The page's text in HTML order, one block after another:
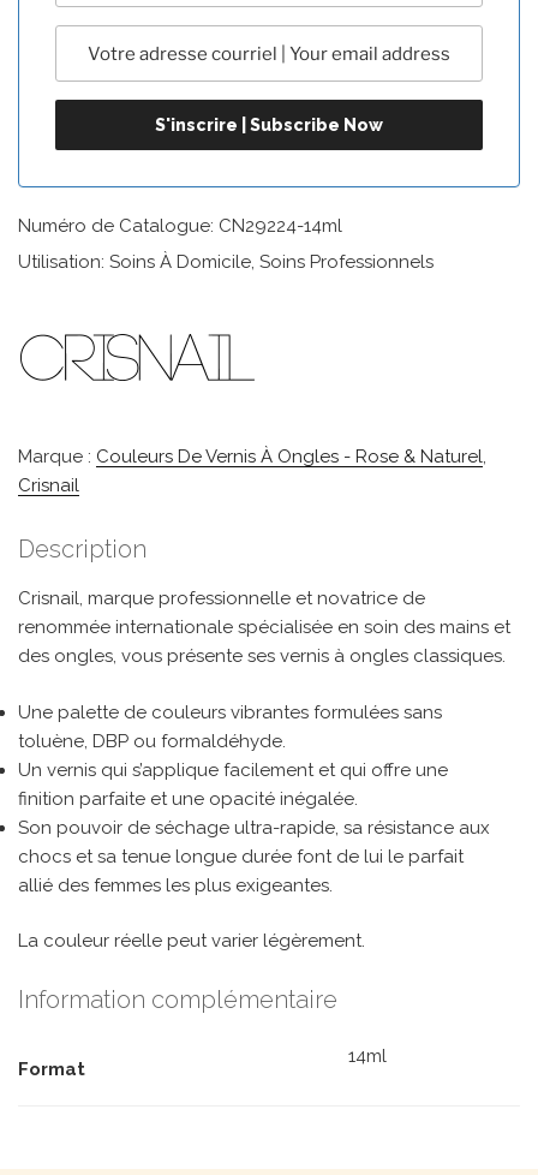
Numéro de Catalogue: CN29224-14ml
Utilisation: Soins À Domicile, Soins Professionnels
Marque : Couleurs De Vernis À Ongles - Rose & Naturel,
Crisnail
Description
Crisnail, marque professionnelle et novatrice de
renommée internationale spécialisée en soin des mains et
des ongles, vous présente ses vernis à ongles classiques.
Une palette de couleurs vibrantes formulées sans
toluène, DBP ou formaldéhyde.
Un vernis qui s’applique facilement et qui offre une
finition parfaite et une opacité inégalée.
Son pouvoir de séchage ultra-rapide, sa résistance aux
chocs et sa tenue longue durée font de lui le parfait
allié des femmes les plus exigeantes.
La couleur réelle peut varier légèrement.
Information complémentaire
Format
14ml